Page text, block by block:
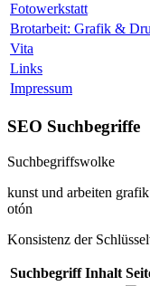
Fotowerkstatt
Brotarbeit: Grafik &
Vita
Links
Impressum
SEO Suchbegriffe
Suchbegriffswolke
kunst und arbeiten grafik
otón
Konsistenz der
Suchbegriff Inhalt